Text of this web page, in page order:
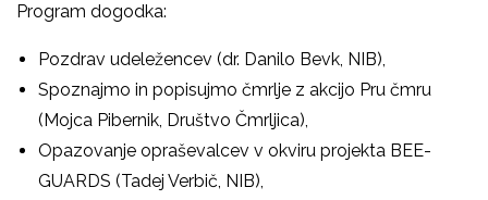
Program dogodka:
Pozdrav udeležencev (dr. Danilo Bevk, NIB),
Spoznajmo in popisujmo čmrlje z akcijo Pru čmru
(Mojca Pibernik, Društvo Čmrljica),
Opazovanje opraševalcev v okviru projekta BEE-
GUARDS (Tadej Verbič, NIB),